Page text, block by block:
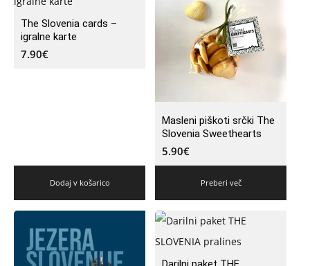
The Slovenia cards –
igralne karte
7.90€
Dodaj v košarico
Masleni piškoti srčki The
Slovenia Sweethearts
5.90€
Preberi več